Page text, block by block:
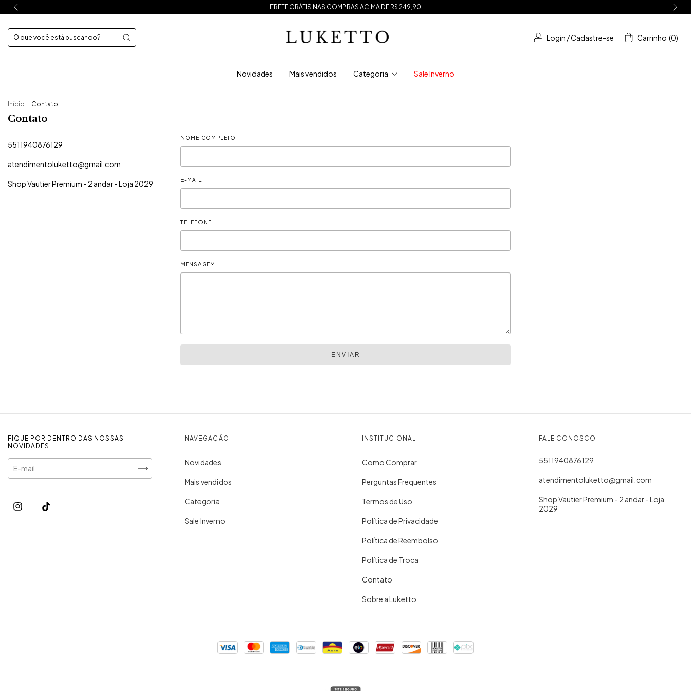
FRETE GRÁTIS NAS COMPRAS ACIMA DE R$ 249,90
Login /Cadastre-se Carrinho (0)
Novidades Mais vendidos Categoria Sale Inverno
Início . Contato
Contato
5511940876129
atendimentoluketto@gmail.com
Shop Vautier Premium - 2 andar - Loja 2029
NOME COMPLETO
E-MAIL
TELEFONE
MENSAGEM
ENVIAR
FIQUE POR DENTRO DAS NOSSAS
NOVIDADES
NAVEGAÇÃO
Novidades
Mais vendidos
Categoria
Sale Inverno
INSTITUCIONAL
Como Comprar
Perguntas Frequentes
Termos de Uso
Política de Privacidade
Política de Reembolso
Política de Troca
Contato
Sobre a Luketto
FALE CONOSCO
5511940876129
atendimentoluketto@gmail.com
Shop Vautier Premium - 2 andar - Loja
2029